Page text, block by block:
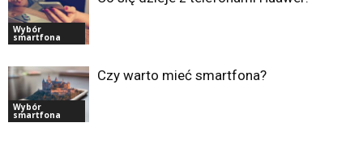
Wybór
smartfona
Wybór
smartfona
Czy warto mieć smartfona?